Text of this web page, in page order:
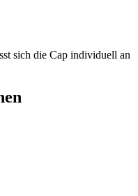
sich die Cap individuell an